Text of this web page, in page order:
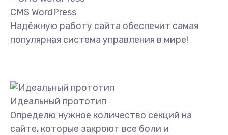
CMS WordPress
Надёжную работу сайта обеспечит самая
популярная система управления в мире!
Идеальный прототип
Определю нужное количество секций на
сайте, которые закроют все боли и